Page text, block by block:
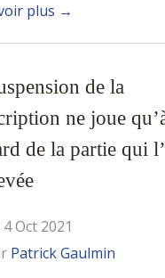
plus →
de la
ne joue
de la partie qui
4 Oct 2021
Patrick Gaulmin